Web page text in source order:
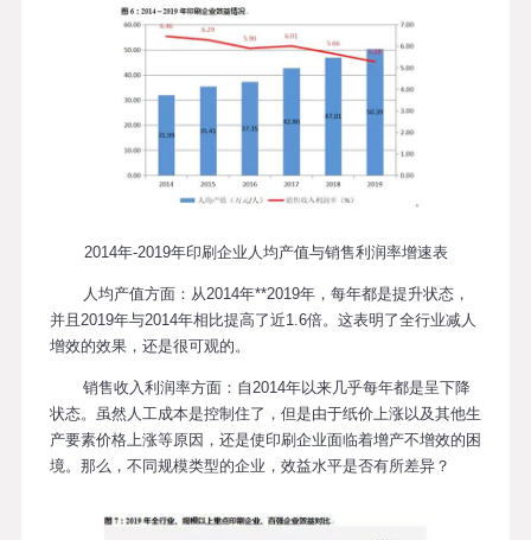
2014年-2019年印刷企业人均产值与销售利润率增速表
人均产值方面：从2014年**2019年，每年都是提升状态，
并且2019年与2014年相比提高了近1.6倍。这表明了全行业减人
增效的效果，还是很可观的。
销售收入利润率方面：自2014年以来几乎每年都是呈下降
状态。虽然人工成本是控制住了，但是由于纸价上涨以及其他生
产要素价格上涨等原因，还是使印刷企业面临着增产不增效的困
境。那么，不同规模类型的企业，效益水平是否有所差异？